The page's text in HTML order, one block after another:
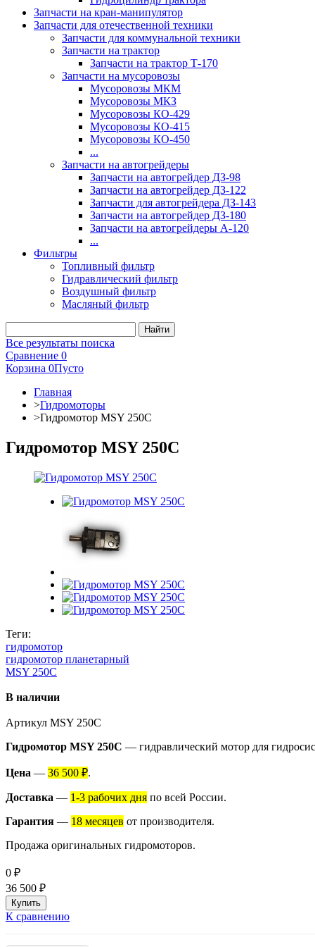
Запчасти на кран-манипулятор
Запчасти для отечественной техники
Запчасти для коммунальной техники
Запчасти на трактор
Запчасти на трактор Т-170
Запчасти на мусоровозы
Мусоровозы МКМ
Мусоровозы МКЗ
Мусоровозы КО-429
Мусоровозы КО-415
Мусоровозы КО-450
...
Запчасти на автогрейдеры
Запчасти на автогрейдер ДЗ-98
Запчасти на автогрейдер ДЗ-122
Запчасти для автогрейдера ДЗ-143
Запчасти на автогрейдер ДЗ-180
Запчасти на автогрейдеры А-120
...
Фильтры
Топливный фильтр
Гидравлический фильтр
Воздушный фильтр
Масляный фильтр
Все результаты поиска
Сравнение 0
Корзина 0Пусто
Главная
>Гидромоторы
>Гидромотор MSY 250C
Гидромотор MSY 250C
Теги:
гидромотор
гидромотор планетарный
MSY 250C
В наличии
Артикул MSY 250C
Гидромотор MSY 250C — гидравлический мотор для
Цена — 36 500 ₽.
Доставка — 1-3 рабочих дня по всей России.
Гарантия — 18 месяцев от производителя.
Продажа оригинальных гидромоторов.
0 ₽
36 500 ₽
К сравнению